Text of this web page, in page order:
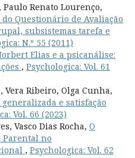
Renato Lourenço,
Questionário de Avaliação
subsistemas tarefa e
N.º 55 (2011)
Elias e a psicanálise:
, Psychologica: Vol. 61
Ribeiro, Olga Cunha,
e satisfação
Vol. 66 (2023)
Vasco Dias Rocha, O
Parental no
, Psychologica: Vol. 62